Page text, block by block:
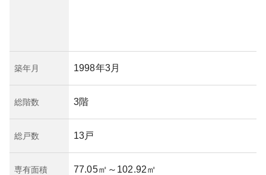
築年月 1998年3月
総階数 3階
総戸数 13戸
専有面積 77.05㎡ ～102.92㎡